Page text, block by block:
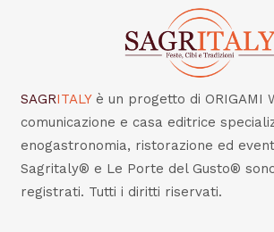
SAGRITALY è un progetto di ORIGAMI
comunicazione e casa editrice
enogastronomia, ristorazione ed
Sagritaly® e Le Porte del Gusto®
registrati. Tutti i diritti riservati.